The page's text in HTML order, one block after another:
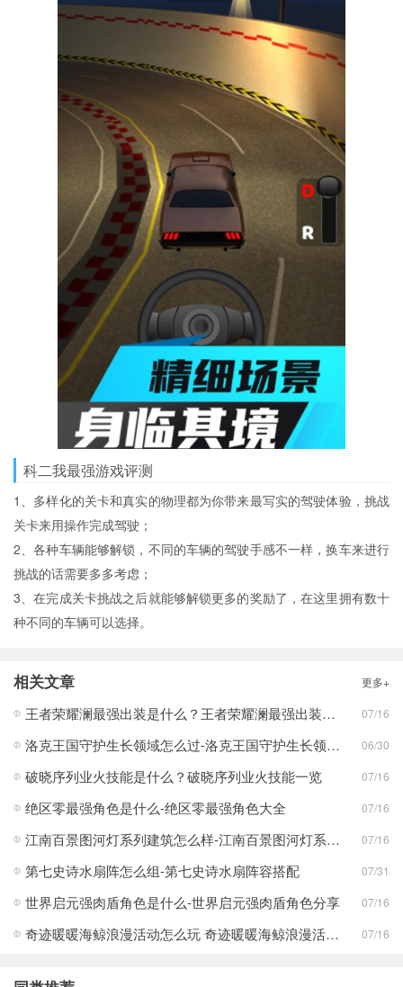
科二我最强游戏评测
1、多样化的关卡和真实的物理都为你带来最写实的驾驶体验，挑战
关卡来用操作完成驾驶；
2、各种车辆能够解锁，不同的车辆的驾驶手感不一样，换车来进行
挑战的话需要多多考虑；
3、在完成关卡挑战之后就能够解锁更多的奖励了，在这里拥有数十
种不同的车辆可以选择。
相关文章 更多+
王者荣耀澜最强出装是什么？王者荣耀澜最强出装分享 07/16
洛克王国守护生长领域怎么过-洛克王国守护生长领域通关攻略 06/30
破晓序列业火技能是什么？破晓序列业火技能一览 07/16
绝区零最强角色是什么-绝区零最强角色大全 07/16
江南百景图河灯系列建筑怎么样-江南百景图河灯系列建筑分享 07/16
第七史诗水扇阵怎么组-第七史诗水扇阵容搭配 07/31
世界启元强肉盾角色是什么-世界启元强肉盾角色分享 07/16
奇迹暖暖海鲸浪漫活动怎么玩 奇迹暖暖海鲸浪漫活动玩法一览 07/16